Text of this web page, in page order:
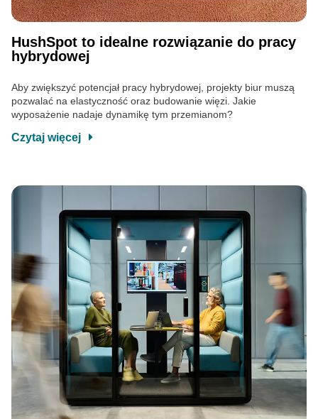
HushSpot to idealne rozwiązanie do pracy
hybrydowej
Aby zwiększyć potencjał pracy hybrydowej, projekty biur muszą
pozwalać na elastyczność oraz budowanie więzi. Jakie
wyposażenie nadaje dynamikę tym przemianom?
Czytaj więcej